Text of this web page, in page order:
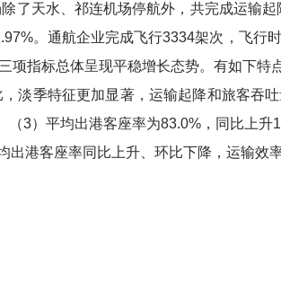
了天水、祁连机场停航外，共完成运输起
。通航企业完成飞行3334架次，飞行
项指标总体呈现平稳增长态势。有如下特
，淡季特征更加显著，运输起降和旅客吞
（3）平均出港客座率为83.0% ，同比上升
出港客座率同比上升、环比下降，运输效